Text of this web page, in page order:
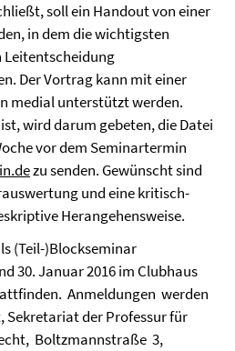
soll ein Handout von einer
in dem die wichtigsten
Leitentscheidung
Der Vortrag kann mit einer
medial unterstützt werden.
wird darum gebeten, die Datei
vor dem Seminartermin
zu senden. Gewünscht sind
und eine kritisch-
Herangehensweise.
(Teil-)Blockseminar
30. Januar 2016 im Clubhaus
Anmeldungen werden
Sekretariat der Professur für
Boltzmannstraße 3,